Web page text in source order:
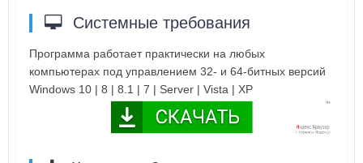
Системные требования
Программа работает практически на любых
компьютерах под управлением 32- и 64-битных версий
Windows 10 | 8 | 8.1 | 7 | Server | Vista | XP